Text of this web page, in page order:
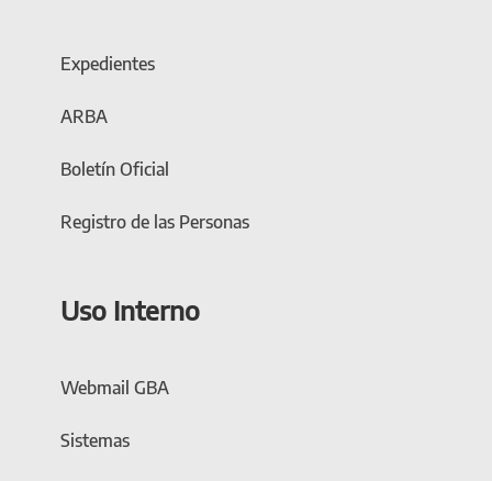
Expedientes
ARBA
Boletín Oficial
Registro de las Personas
Uso Interno
Webmail GBA
Sistemas